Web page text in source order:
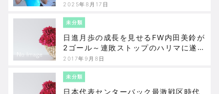
2025年8月17日
未分類
日進月歩の成長を見せるFW内田美鈴が
2ゴール～連敗ストップのハリマに遂に
帰って来た、千葉園子【プレナスなで
アルビオンVSコノミヤ・スペランツァ
大阪高槻
2017年9月8日
未分類
日本代表センターバック最激戦区時代